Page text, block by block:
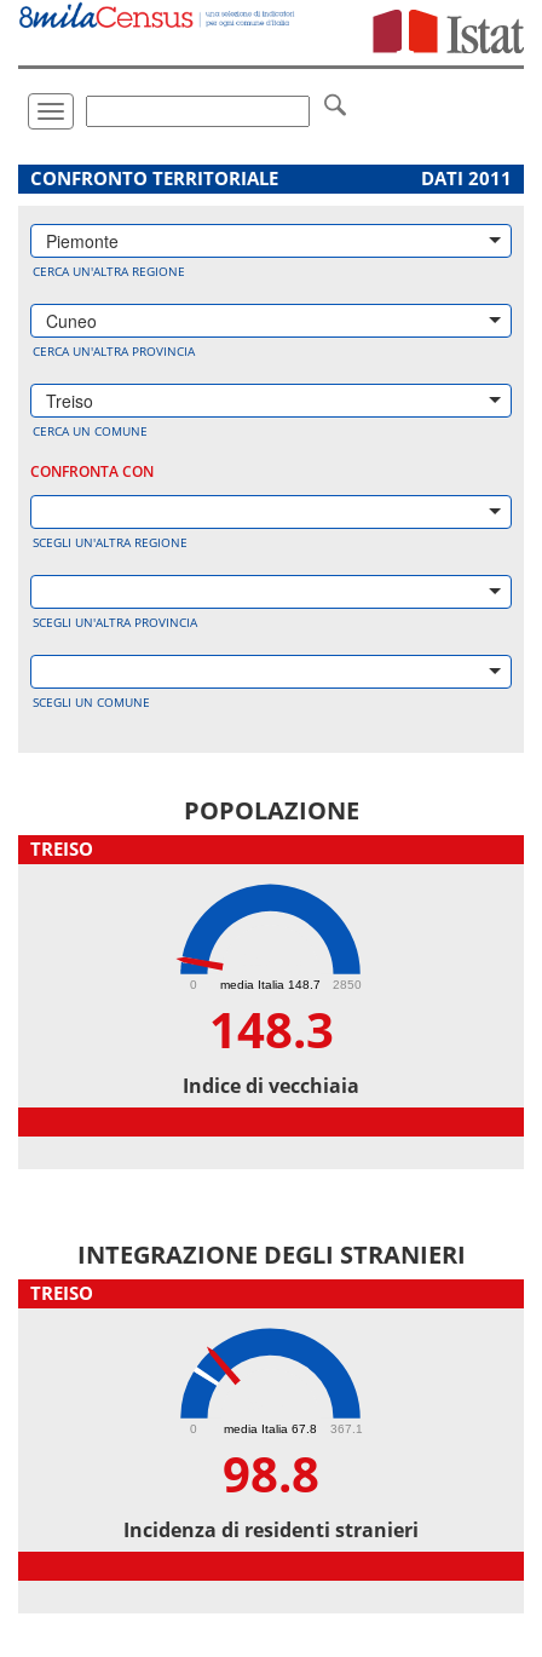
Vai
direttamente
Toggle
navigation
.
CONFRONTO TERRITORIALE DATI 2011
Piemonte
CERCA UN'ALTRA REGIONE
Cuneo
CERCA UN'ALTRA PROVINCIA
Treiso
CERCA UN COMUNE
CONFRONTA CON
SCEGLI UN'ALTRA REGIONE
SCEGLI UN'ALTRA PROVINCIA
SCEGLI UN COMUNE
POPOLAZIONE
TREISO
media Italia 148.7
0 2850
148.3
Indice di vecchiaia
INTEGRAZIONE DEGLI STRANIERI
TREISO
media Italia 67.8
0 367.1
98.8
Incidenza di residenti stranieri